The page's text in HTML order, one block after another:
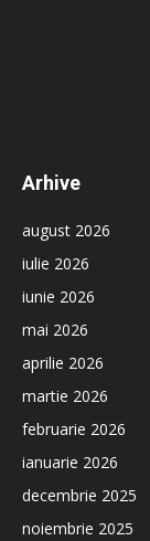
Arhive
august 2026
iulie 2026
iunie 2026
mai 2026
aprilie 2026
martie 2026
februarie 2026
ianuarie 2026
decembrie 2025
noiembrie 2025